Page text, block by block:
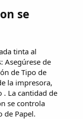
se
tinta al
Asegúrese de
de Tipo de
la impresora,
. La cantidad de
se controla
de Papel.